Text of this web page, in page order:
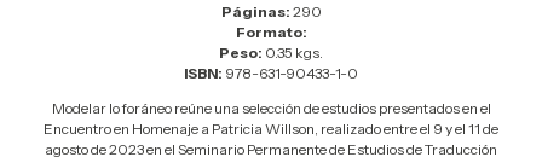
Páginas: 290
Formato:
Peso: 0.35 kgs.
ISBN: 978-631-90433-1-0
Modelar lo foráneo reúne una selección de estudios presentados en el
Encuentro en Homenaje a Patricia Willson, realizado entre el 9 y el 11 de
agosto de 2023 en el Seminario Permanente de Estudios de Traducción